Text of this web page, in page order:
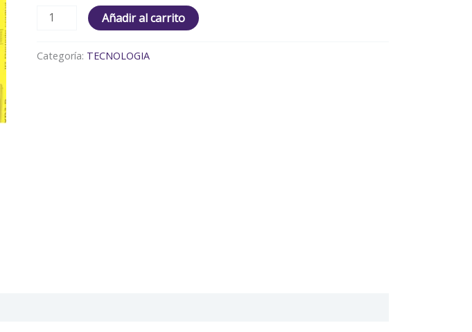
Añadir al carrito
Categoría: TECNOLOGIA